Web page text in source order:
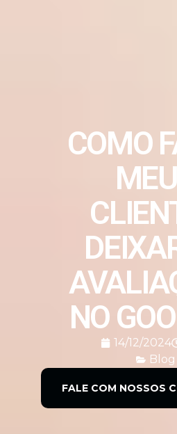
COMO
NO
14/12/2024
Blog
FALE COM NOSSOS